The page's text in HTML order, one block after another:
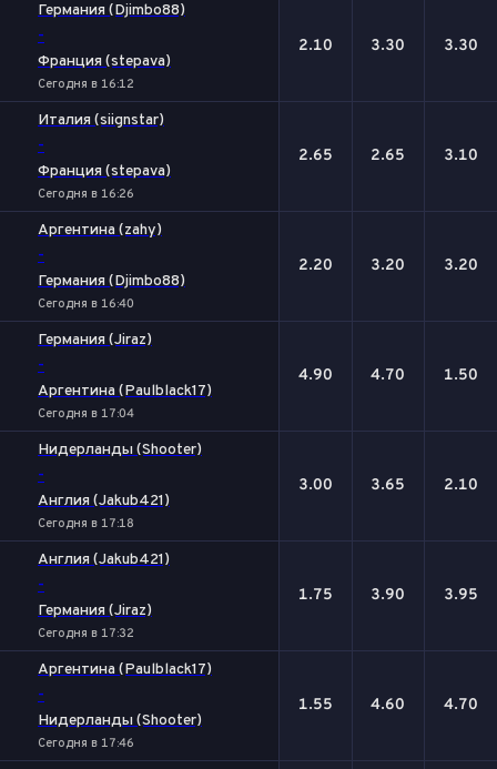
Германия (Djimbo88)
-
Франция (stepava)
Сегодня в 16:12
2.10 3.30 3.30
Италия (siignstar)
-
Франция (stepava)
Сегодня в 16:26
2.65 2.65 3.10
Аргентина (zahy)
-
Германия (Djimbo88)
Сегодня в 16:40
2.20 3.20 3.20
Германия (Jiraz)
-
Аргентина (Paulblack17)
Сегодня в 17:04
4.90 4.70 1.50
Нидерланды (Shooter)
-
Англия (Jakub421)
Сегодня в 17:18
3.00 3.65 2.10
Англия (Jakub421)
-
Германия (Jiraz)
Сегодня в 17:32
1.75 3.90 3.95
Аргентина (Paulblack17)
-
Нидерланды (Shooter)
Сегодня в 17:46
1.55 4.60 4.70